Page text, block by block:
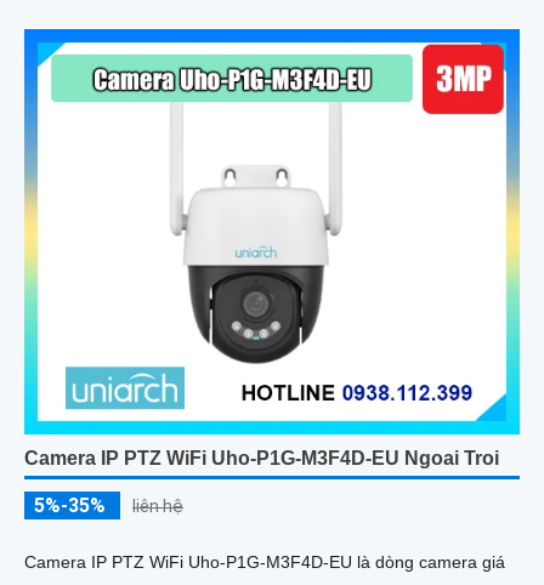
Camera IP PTZ WiFi Uho-P1G-M3F4D-EU Ngoai Troi
5%-35% liên hệ
Camera IP PTZ WiFi Uho-P1G-M3F4D-EU là dòng camera giá